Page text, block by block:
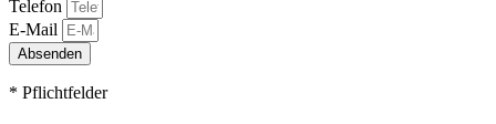
Telefon
E-Mail
Absenden
* Pflichtfelder